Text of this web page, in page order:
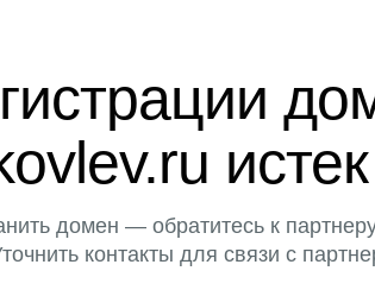
истек
домен — обратитесь к
контакты для связи с